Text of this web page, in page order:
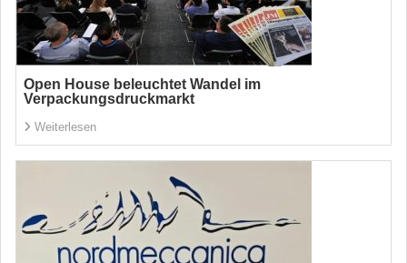
Open House beleuchtet Wandel im
Verpackungsdruckmarkt
Weiterlesen